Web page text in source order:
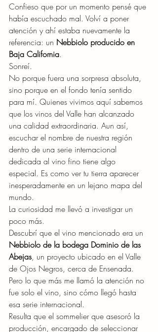
Confieso que por un momento pensé que
había escuchado mal. Volví a poner
atención y ahí estaba nuevamente la
referencia: un Nebbiolo producido en
Baja California.
Sonreí.
No porque fuera una sorpresa absoluta,
sino porque en el fondo tenía sentido
para mí. Quienes vivimos aquí sabemos
que los vinos del Valle han alcanzado
una calidad extraordinaria. Aun así,
escuchar el nombre de nuestra región
dentro de una serie internacional
dedicada al vino fino tiene algo
especial. Es como ver tu tierra aparecer
inesperadamente en un lejano mapa del
mundo.
La curiosidad me llevó a investigar un
poco más.
Descubrí que el vino mencionado era un
Nebbiolo de la bodega Dominio de las
Abejas, un proyecto ubicado en el Valle
de Ojos Negros, cerca de Ensenada.
Pero lo que más me llamó la atención no
fue solo el vino, sino cómo llegó hasta
esa serie internacional.
Resulta que el sommelier que asesoró la
producción, encargado de seleccionar